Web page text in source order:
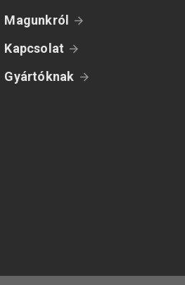
Magunkról
Kapcsolat
Gyártóknak